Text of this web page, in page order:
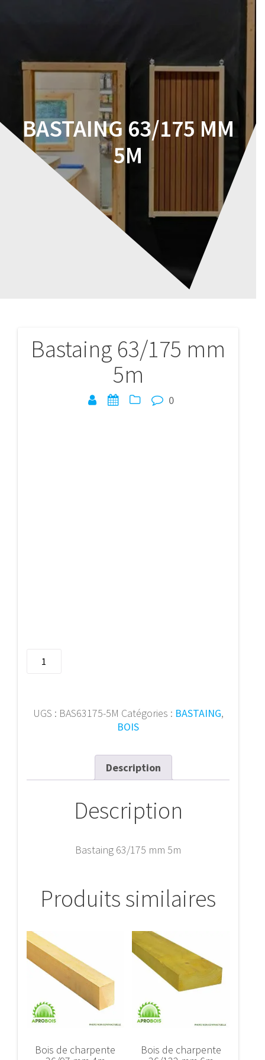
BASTAING 63/175 MM
5M
Bastaing 63/175 mm
5m
0
quantité
mm
UGS : BAS63175-5M Catégories : BASTAING,
BOIS
Description
Description
Bastaing 63/175 mm 5m
Produits similaires
Bois de charpente
Bois de charpente
Navigation